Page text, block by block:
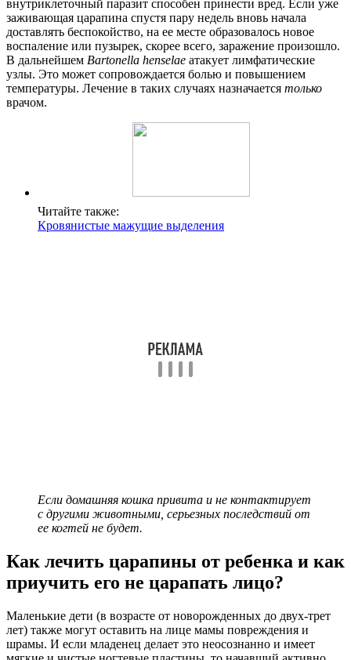
внутриклеточный паразит способен принести вред. Если уже
заживающая царапина спустя пару недель вновь начала
доставлять беспокойство, на ее месте образовалось новое
воспаление или пузырек, скорее всего, заражение произошло.
В дальнейшем Bartonella henselae атакует лимфатические
узлы. Это может сопровождается болью и повышением
температуры. Лечение в таких случаях назначается только
врачом.
Читайте также:
Кровянистые мажущие выделения
Если домашняя кошка привита и не контактирует
с другими животными, серьезных последствий от
ее когтей не будет.
Как лечить царапины от ребенка и как
приучить его не царапать лицо?
Маленькие дети (в возрасте от новорожденных до двух-трет
лет) также могут оставить на лице мамы повреждения и
шрамы. И если младенец делает это неосознанно и имеет